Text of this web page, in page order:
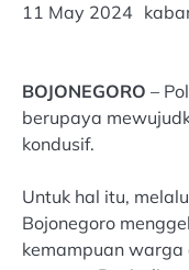
11 May 2024
BOJONEGORO –
berupaya
kondusif.
Untuk hal itu,
Bojonegoro
kemampuan